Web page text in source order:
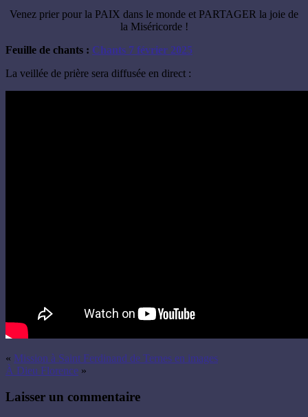
Venez prier pour la PAIX dans le monde et PARTAGER la joie de
la Miséricorde !
Feuille de chants : Chants 7 février 2025
La veillée de prière sera diffusée en direct :
« Mission à Saint Ferdinand de Ternes en images
À Dieu Florence »
Laisser un commentaire